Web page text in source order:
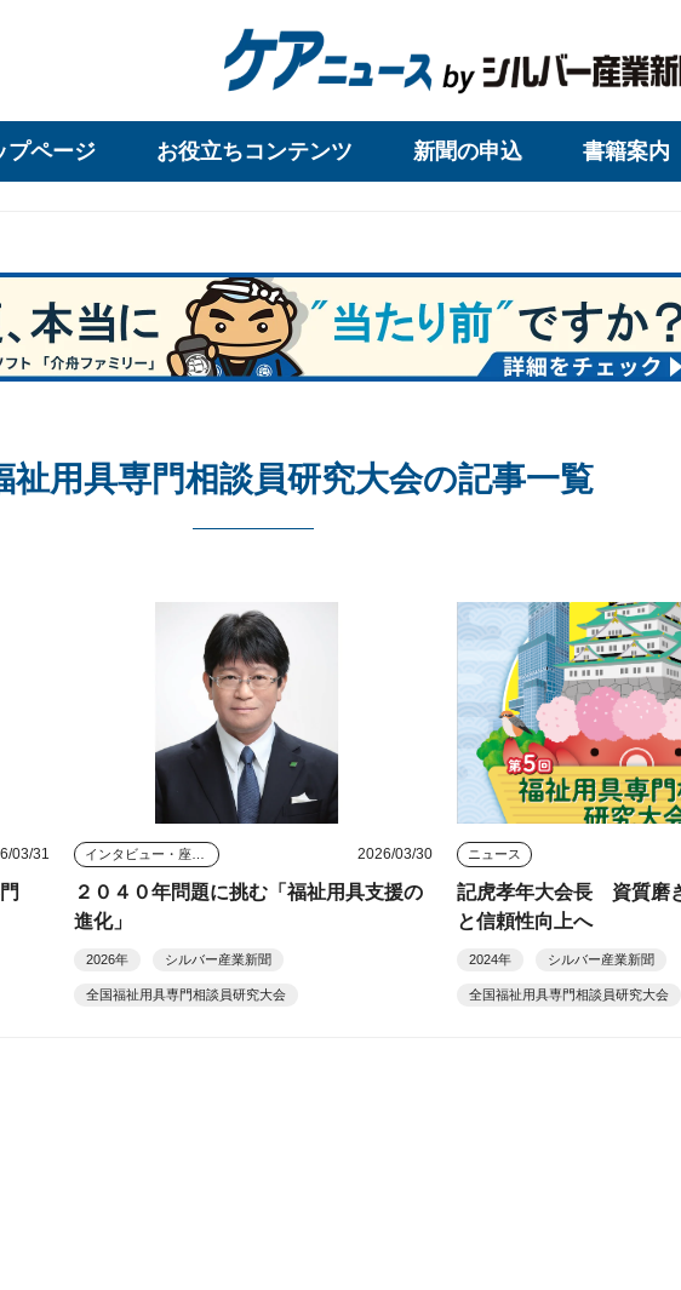
プページ お役立ちコンテンツ 新聞の申込 書籍案内
祉用具専門相談員研究大会の記事一覧
03/31 インタビュー・座談会 2026/03/30
２０４０年問題に挑む「福祉用具支援の
進化」
2026年 シルバー産業新聞
全国福祉用具専門相談員研究大会
ニュース
記虎孝年大会長 資質磨
と信頼性向上へ
2024年 シルバー産業新聞
全国福祉用具専門相談員研究大会